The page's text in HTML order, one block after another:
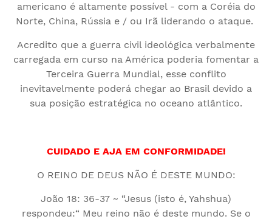
americano é altamente possível - com a Coréia do
Norte, China, Rússia e / ou Irã liderando o ataque.
Acredito que a guerra civil ideológica verbalmente
carregada em curso na América poderia fomentar a
Terceira Guerra Mundial, esse conflito
inevitavelmente poderá chegar ao Brasil devido a
sua posição estratégica no oceano atlântico.
CUIDADO E AJA EM CONFORMIDADE!
O REINO DE DEUS NÃO É DESTE MUNDO:
João 18: 36-37 ~ “Jesus (isto é, Yahshua)
respondeu:“ Meu reino não é deste mundo. Se o